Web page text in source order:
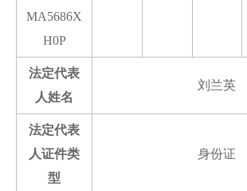
MA5686X
H0P
法定代表
人姓名
刘兰英
法定代表
人证件类
型
身份证